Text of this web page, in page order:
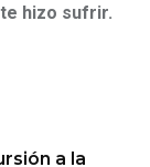
hizo sufrir.
a la